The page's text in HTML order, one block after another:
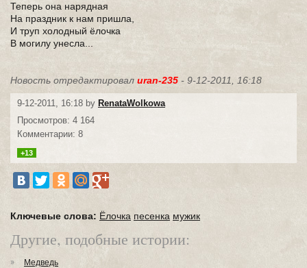
Теперь она нарядная
На праздник к нам пришла,
И труп холодный ёлочка
В могилу унесла...
Новость отредактировал uran-235 - 9-12-2011, 16:18
9-12-2011, 16:18 by RenataWolkowa
Просмотров: 4 164
Комментарии: 8
+13
Ключевые слова: Ёлочка песенка мужик
Другие, подобные истории:
Медведь